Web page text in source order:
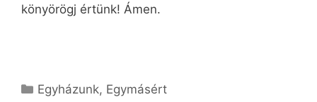
könyörögj értünk! Ámen.
Kategória
Egyházunk, Egymásért